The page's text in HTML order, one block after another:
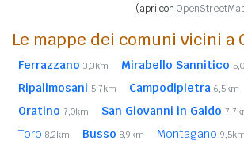
(apri con
Le mappe dei comuni vicini a
Ferrazzano 3,3km Mirabello Sannitico
Ripalimosani 5,7km Campodipietra 6,5km
Oratino 7,0km San Giovanni in Galdo
Toro 8,2km Busso 8,9km Montagano 9,5km